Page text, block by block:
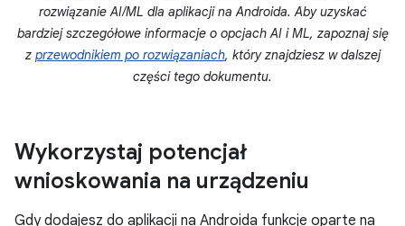
rozwiązanie AI/ML dla aplikacji na Androida. Aby uzyskać
bardziej szczegółowe informacje o opcjach AI i ML, zapoznaj się
z przewodnikiem po rozwiązaniach, który znajdziesz w dalszej
części tego dokumentu.
Wykorzystaj potencjał
wnioskowania na urządzeniu
Gdy dodajesz do aplikacji na Androida funkcje oparte na